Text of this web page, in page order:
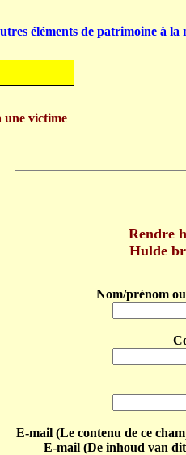
Rendre
Hulde
Nom/prénom
E-mail (Le contenu de ce
E-mail (De inhoud van
une victime
éléments de patrimoine à la